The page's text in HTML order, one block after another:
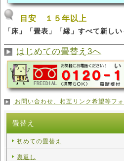
目安 １５年以上
「床」「畳表」「縁」すべて新し
はじめての畳替え3へ
お問い合わせ、相互リンク希望等フ
畳替え
初めての畳替え
裏返し